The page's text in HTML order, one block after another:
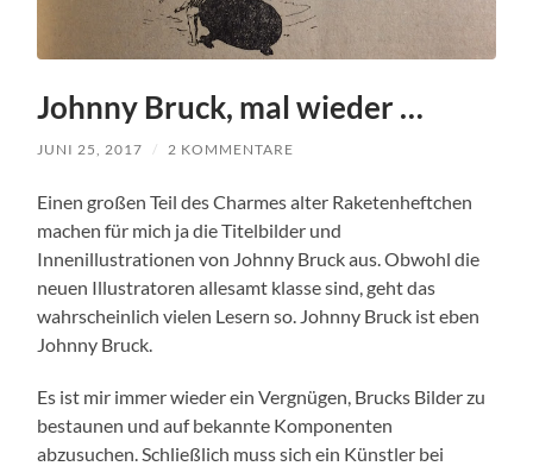
Johnny Bruck, mal wieder …
JUNI 25, 2017 / 2 KOMMENTARE
Einen großen Teil des Charmes alter Raketenheftchen
machen für mich ja die Titelbilder und
Innenillustrationen von Johnny Bruck aus. Obwohl die
neuen Illustratoren allesamt klasse sind, geht das
wahrscheinlich vielen Lesern so. Johnny Bruck ist eben
Johnny Bruck.
Es ist mir immer wieder ein Vergnügen, Brucks Bilder zu
bestaunen und auf bekannte Komponenten
abzusuchen. Schließlich muss sich ein Künstler bei